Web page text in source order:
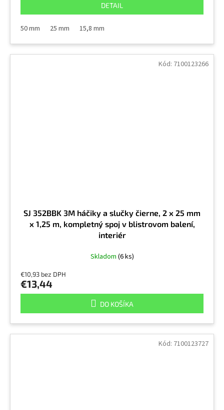
DETAIL
50 mm 25 mm 15,8 mm
SJ 352BBK 3M háčiky a slučky čierne, 2 x 25 mm
x 1,25 m, kompletný spoj v blistrovom balení,
interiér
Skladom (6 ks)
€10,93 bez DPH
€13,44
DO KOŠÍKA
Kód: 7100123266
Kód: 7100123727